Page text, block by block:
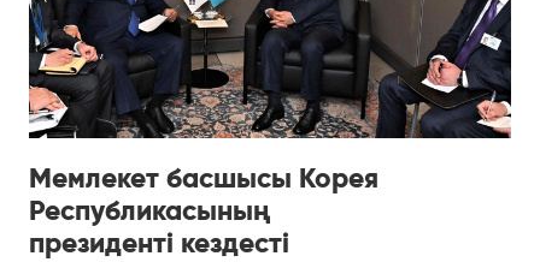
Мемлекет басшысы Корея
Республикасының
президенті кездесті